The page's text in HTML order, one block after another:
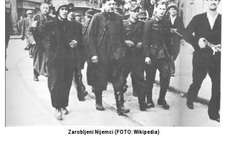
Zarobljeni Nijemci (FOTO: Wikipedia)